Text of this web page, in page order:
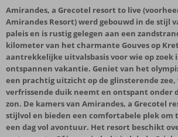
Amirandes, a Grecotel resort to live
Amirandes Resort) werd gebouwd in de stijl
paleis en is rustig gelegen aan een
kilometer van het charmante Gouves op
aantrekkelijke uitvalsbasis voor wie op zoek
ontspannen vakantie. Geniet van het
een prachtig uitzicht op de glinsterende zee,
verfrissende duik neemt en ontspant onder
zon. De kamers van Amirandes, a Grecotel
stijlvol en bieden een comfortabele plek om
een dag vol avontuur. Het resort beschikt